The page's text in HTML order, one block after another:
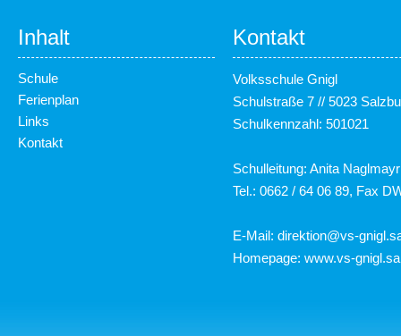
Inhalt
Schule
Ferienplan
Links
Kontakt
Kontakt
Volksschule Gnigl
Schulstraße 7 // 5023
Schulkennzahl: 501021
Schulleitung: Anita Naglmayr
Tel.: 0662 / 64 06 89, Fax
E-Mail: direktion@vs-
Homepage: www.vs-